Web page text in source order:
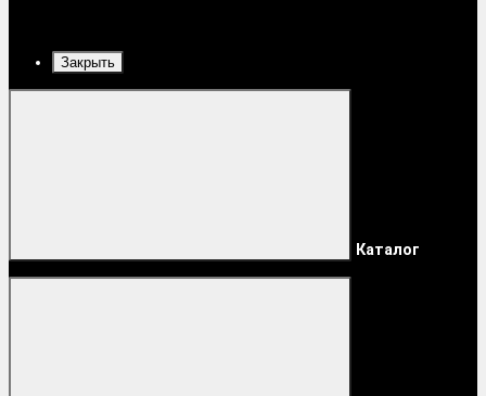
Закрыть
Каталог